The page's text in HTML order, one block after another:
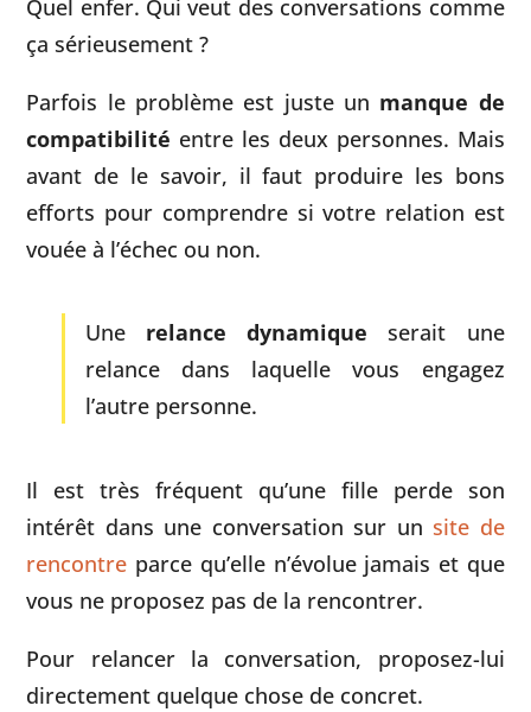
Quel enfer. Qui veut des conversations comme
ça sérieusement ?
Parfois le problème est juste un manque de
compatibilité entre les deux personnes. Mais
avant de le savoir, il faut produire les bons
efforts pour comprendre si votre relation est
vouée à l’échec ou non.
Une relance dynamique serait une
relance dans laquelle vous engagez
l’autre personne.
Il est très fréquent qu’une fille perde son
intérêt dans une conversation sur un site de
rencontre parce qu’elle n’évolue jamais et que
vous ne proposez pas de la rencontrer.
Pour relancer la conversation, proposez-lui
directement quelque chose de concret.